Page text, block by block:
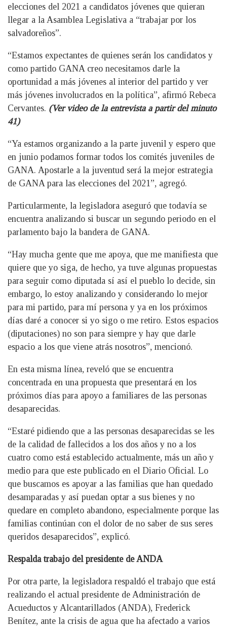
elecciones del 2021 a candidatos jóvenes que quieran
llegar a la Asamblea Legislativa a “trabajar por los
salvadoreños”.
“Estamos expectantes de quienes serán los candidatos y
como partido GANA creo necesitamos darle la
oportunidad a más jóvenes al interior del partido y ver
más jóvenes involucrados en la política”, afirmó Rebeca
Cervantes. (Ver video de la entrevista a partir del minuto
41)
“Ya estamos organizando a la parte juvenil y espero que
en junio podamos formar todos los comités juveniles de
GANA. Apostarle a la juventud será la mejor estrategia
de GANA para las elecciones del 2021”, agregó.
Particularmente, la legisladora aseguró que todavía se
encuentra analizando si buscar un segundo periodo en el
parlamento bajo la bandera de GANA.
“Hay mucha gente que me apoya, que me manifiesta que
quiere que yo siga, de hecho, ya tuve algunas propuestas
para seguir como diputada sí así el pueblo lo decide, sin
embargo, lo estoy analizando y considerando lo mejor
para mi partido, para mí persona y ya en los próximos
días daré a conocer si yo sigo o me retiro. Estos espacios
(diputaciones) no son para siempre y hay que darle
espacio a los que viene atrás nosotros”, mencionó.
En esta misma línea, reveló que se encuentra
concentrada en una propuesta que presentará en los
próximos días para apoyo a familiares de las personas
desaparecidas.
“Estaré pidiendo que a las personas desaparecidas se les
de la calidad de fallecidos a los dos años y no a los
cuatro como está establecido actualmente, más un año y
medio para que este publicado en el Diario Oficial. Lo
que buscamos es apoyar a las familias que han quedado
desamparadas y así puedan optar a sus bienes y no
quedare en completo abandono, especialmente porque las
familias continúan con el dolor de no saber de sus seres
queridos desaparecidos”, explicó.
Respalda trabajo del presidente de ANDA
Por otra parte, la legisladora respaldó el trabajo que está
realizando el actual presidente de Administración de
Acueductos y Alcantarillados (ANDA), Frederick
Benítez, ante la crisis de agua que ha afectado a varios